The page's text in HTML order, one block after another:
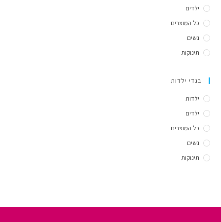
ילדים
כל המוצרים
נשים
תינוקות
בגדי ילדות
ילדות
ילדים
כל המוצרים
נשים
תינוקות